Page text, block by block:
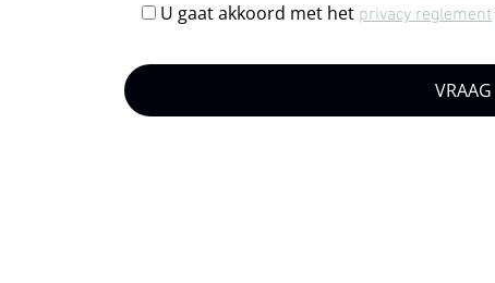
U gaat akkoord met het privacy reglement